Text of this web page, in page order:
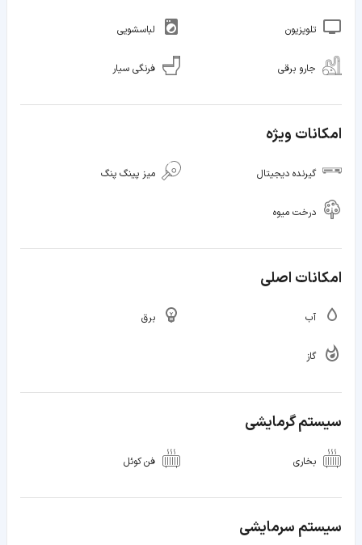
تلویزیون لباسشویی
جارو برقی فرنگی سیار
امکانات ویژه
گیرنده دیجیتال میز پینگ پنگ
درخت میوه
امکانات اصلی
آب برق
گاز
سیستم گرمایشی
بخاری فن کوئل
سیستم سرمایشی